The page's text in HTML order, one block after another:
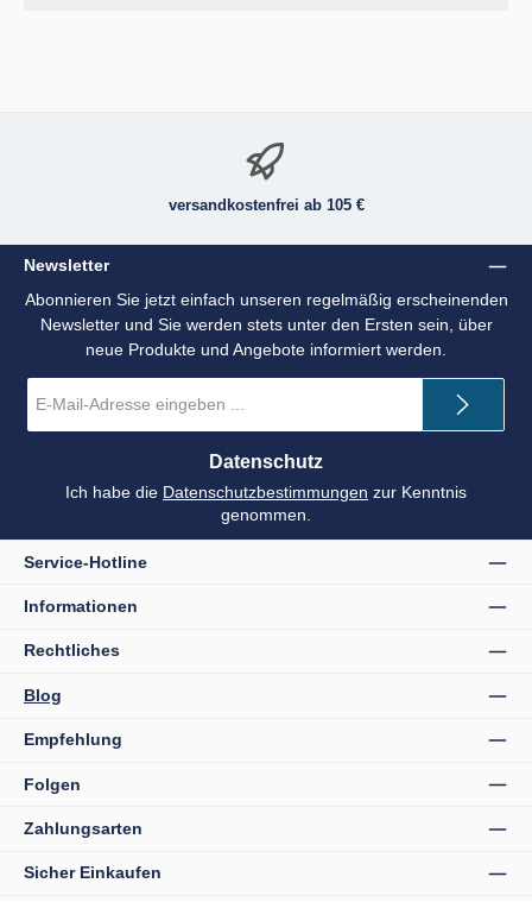
versandkostenfrei ab 105 €
Newsletter
Abonnieren Sie jetzt einfach unseren regelmäßig erscheinenden
Newsletter und Sie werden stets unter den Ersten sein, über
neue Produkte und Angebote informiert werden.
Mail-
*
Datenschutz
Ich habe die Datenschutzbestimmungen zur Kenntnis
genommen.
Service-Hotline
Informationen
Rechtliches
Blog
Empfehlung
Folgen
Zahlungsarten
Sicher Einkaufen